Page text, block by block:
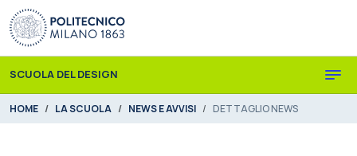
Skip to main content
Skip to page footer
SCUOLA DEL DESIGN
You are here:
HOME LA SCUOLA NEWS E AVVISI DETTAGLIO NEWS